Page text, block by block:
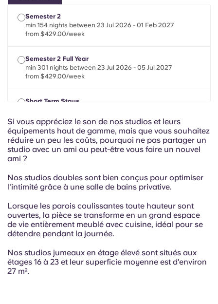
Portuguese
Semester 2
min 154 nights between 23 Jul 2026 - 01 Feb 2027
from $429.00/week
Semester 2 Full Year
min 301 nights between 23 Jul 2026 - 05 Jul 2027
from $429.00/week
Short Term Stays
from $429.00/week
Si vous appréciez le son de nos studios et leurs
équipements haut de gamme, mais que vous souhaitez
réduire un peu les coûts, pourquoi ne pas partager un
studio avec un ami ou peut-être vous faire un nouvel
ami ?
Nos studios doubles sont bien conçus pour optimiser
l'intimité grâce à une salle de bains privative.
Lorsque les parois coulissantes toute hauteur sont
ouvertes, la pièce se transforme en un grand espace
de vie entièrement meublé avec cuisine, idéal pour se
détendre pendant la journée.
Nos studios jumeaux en étage élevé sont situés aux
étages 16 à 23 et leur superficie moyenne est d'environ
27 m².